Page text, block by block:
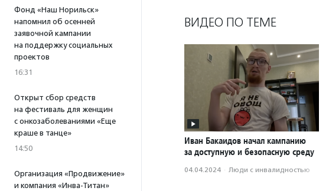
Фонд «Наш Норильск»
напомнил об осенней
заявочной кампании
на поддержку социальных
проектов
16:31
Открыт сбор средств
на фестиваль для женщин
с онкозаболеваниями «Еще
краше в танце»
14:50
Организация «Продвижение»
и компания «Инва-Титан»
ВИДЕО ПО ТЕМЕ
Иван Бакаидов начал кампанию
за доступную и безопасную среду
04.04.2024 · Люди с инвалидностью